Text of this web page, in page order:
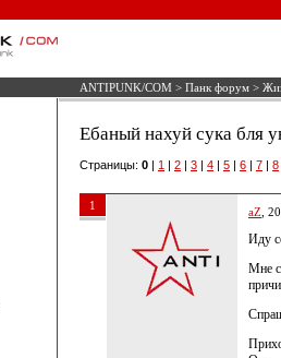
ANTIPUNK/COM > Панк форум >
Ебаный нахуй сука бля
Страницы: 0 | 1 | 2 | 3 | 4 | 5 | 6 | 7 | 8
1 aZ ,
Иду
Мне